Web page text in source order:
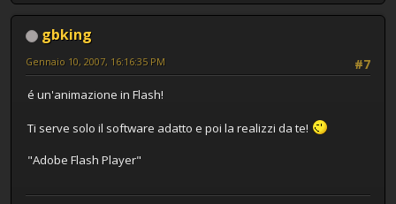
gbking
#7
Gennaio 10, 2007, 16:16:35 PM
é un'animazione in Flash!
Ti serve solo il software adatto e poi la realizzi da te!
"Adobe Flash Player"